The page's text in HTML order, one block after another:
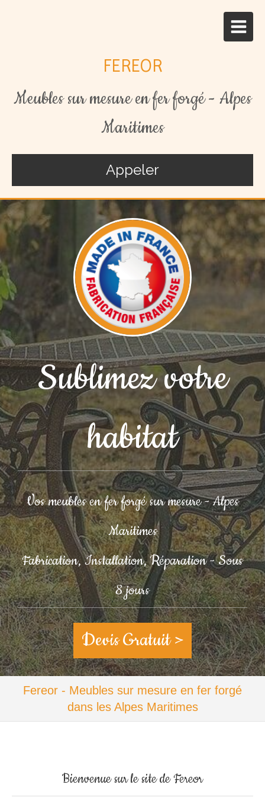
FEREOR
Meubles sur mesure en fer forgé - Alpes
Maritimes
Appeler
Sublimez votre
habitat
Vos meubles en fer forgé sur mesure - Alpes
Maritimes
Fabrication, Installation, Réparation - Sous
8 jours
Devis Gratuit >
Fereor - Meubles sur mesure en fer forgé
dans les Alpes Maritimes
Bienvenue sur le site de Fereor